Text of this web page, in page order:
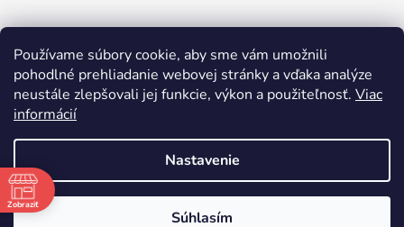
Používame súbory cookie, aby sme vám umožnili
pohodlné prehliadanie webovej stránky a vďaka analýze
neustále zlepšovali jej funkcie, výkon a použiteľnosť. Viac
informácií
Nastavenie
Súhlasím
Vytvoril Shoptet
bicyclegarage.sk
Zobraziť